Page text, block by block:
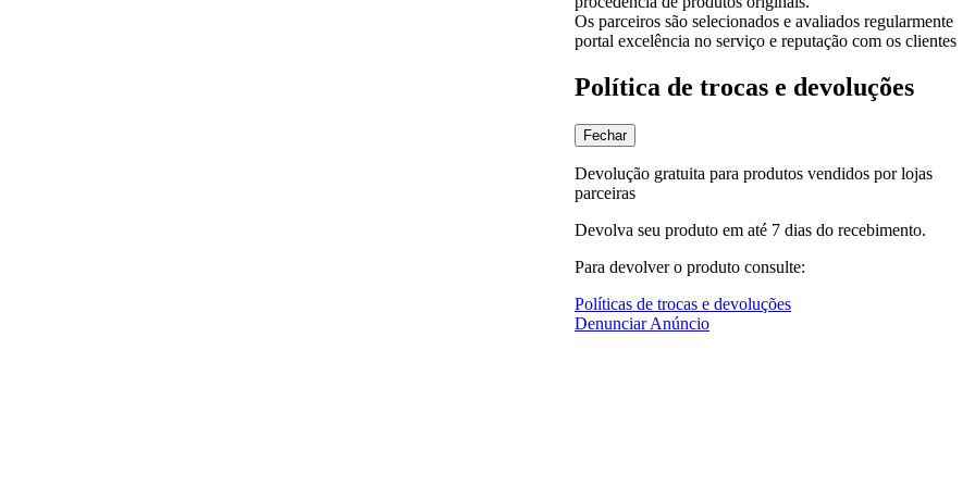
Os parceiros são selecionados e avaliados regularmente
portal excelência no serviço e reputação com os clientes
Política de trocas e devoluções
Fechar
Devolução gratuita para produtos vendidos por lojas
parceiras
Devolva seu produto em até 7 dias do recebimento.
Para devolver o produto consulte:
Políticas de trocas e devoluções
Denunciar Anúncio